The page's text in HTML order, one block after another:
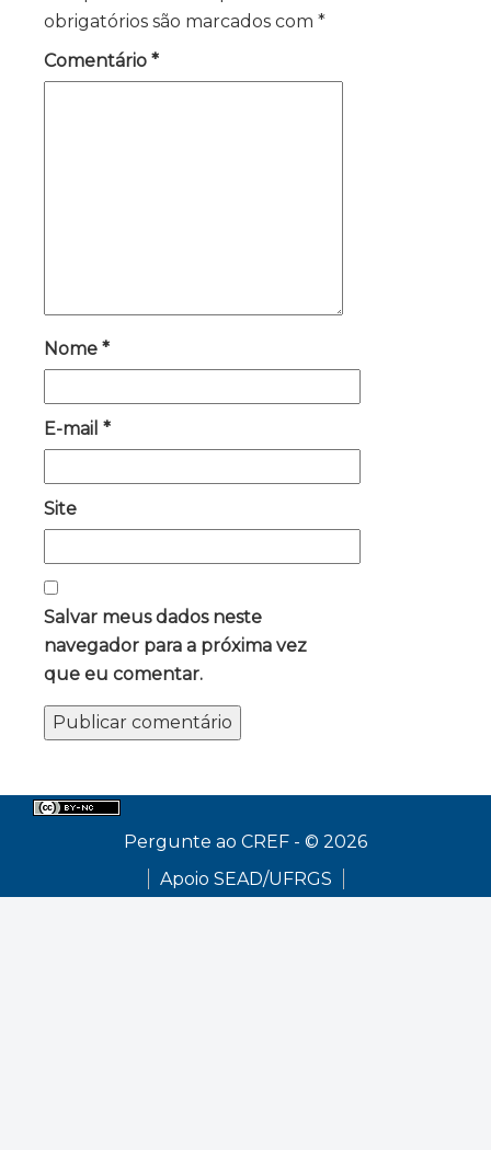
obrigatórios são marcados com *
Comentário *
Nome *
E-mail *
Site
Salvar meus dados neste
navegador para a próxima vez
que eu comentar.
Pergunte ao CREF - © 2026
Apoio SEAD/UFRGS